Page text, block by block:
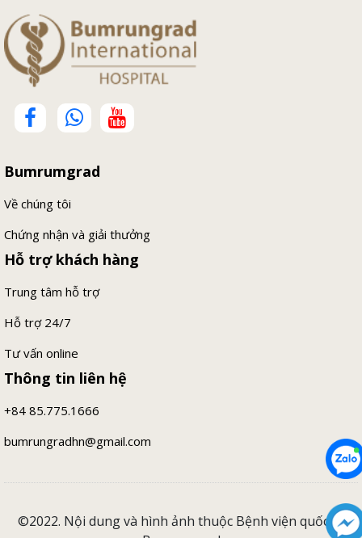
Bumrumgrad
Về chúng tôi
Chứng nhận và giải thưởng
Hỗ trợ khách hàng
Trung tâm hỗ trợ
Hỗ trợ 24/7
Tư vấn online
Thông tin liên hệ
+84 85.775.1666
bumrungradhn@gmail.com
©2022. Nội dung và hình ảnh thuộc Bệnh viện quốc tế